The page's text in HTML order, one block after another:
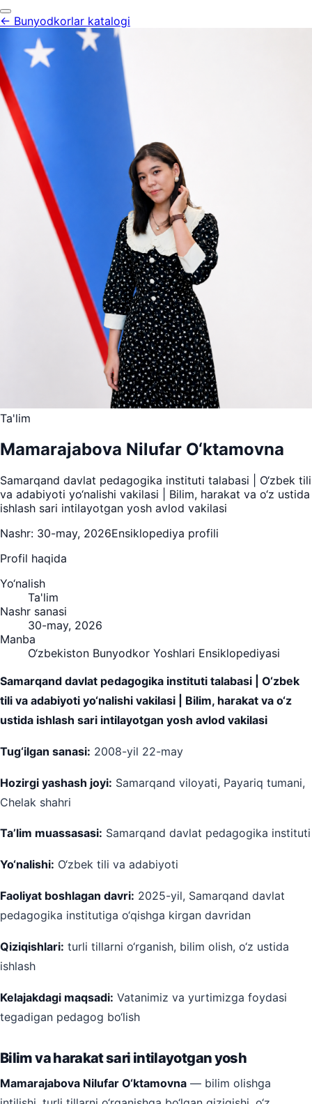
← Bunyodkorlar katalogi
Ta'lim
Mamarajabova Nilufar O‘ktamovna
Samarqand davlat pedagogika instituti talabasi | O‘zbek tili
va adabiyoti yo‘nalishi vakilasi | Bilim, harakat va o‘z ustida
ishlash sari intilayotgan yosh avlod vakilasi
Nashr: 30-may, 2026Ensiklopediya profili
Profil haqida
Yo‘nalish
Ta'lim
Nashr sanasi
30-may, 2026
Manba
O‘zbekiston Bunyodkor Yoshlari Ensiklopediyasi
Samarqand davlat pedagogika instituti talabasi | O‘zbek
tili va adabiyoti yo‘nalishi vakilasi | Bilim, harakat va o‘z
ustida ishlash sari intilayotgan yosh avlod vakilasi
Tug‘ilgan sanasi: 2008-yil 22-may
Hozirgi yashash joyi: Samarqand viloyati, Payariq tumani,
Chelak shahri
Ta’lim muassasasi: Samarqand davlat pedagogika instituti
Yo‘nalishi: O‘zbek tili va adabiyoti
Faoliyat boshlagan davri: 2025-yil, Samarqand davlat
pedagogika institutiga o‘qishga kirgan davridan
Qiziqishlari: turli tillarni o‘rganish, bilim olish, o‘z ustida
ishlash
Kelajakdagi maqsadi: Vatanimiz va yurtimizga foydasi
tegadigan pedagog bo‘lish
Bilim va harakat sari intilayotgan yosh
Mamarajabova Nilufar O‘ktamovna — bilim olishga